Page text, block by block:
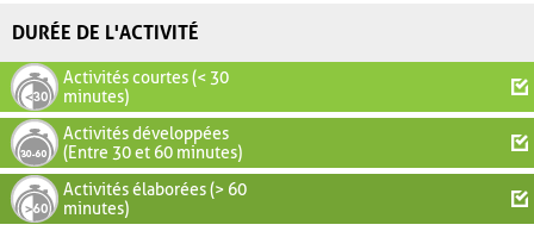
DURÉE DE L'ACTIVITÉ
Activités courtes (< 30
minutes)
Activités développées
(Entre 30 et 60 minutes)
Activités élaborées (> 60
minutes)